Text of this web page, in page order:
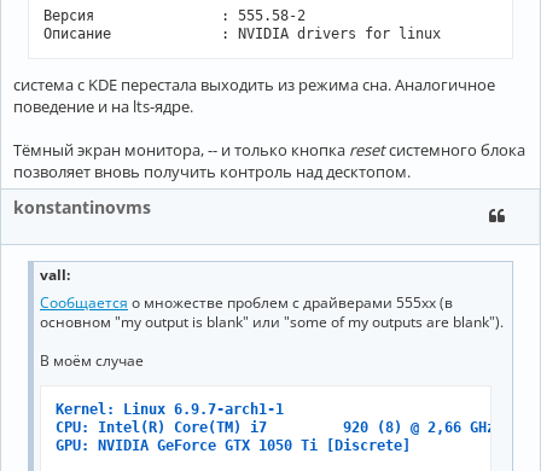
Версия               : 555.58-2
Описание             : NVIDIA drivers for linux
система с KDE перестала выходить из режима сна. Аналогичное
поведение и на lts-ядре.
Тёмный экран монитора, -- и только кнопка resetсистемного блока
позволяет вновь получить контроль над десктопом.
konstantinovms
vall:
Сообщается о множестве проблем с драйверами 555xx (в
основном "my output is blank" или "some of my outputs are blank").
В моём случае
Kernel: Linux 6.9.7-arch1-1
CPU: Intel(R) Core(TM) i7         920 (8) @ 2,66 GHz
GPU: NVIDIA GeForce GTX 1050 Ti [Discrete]